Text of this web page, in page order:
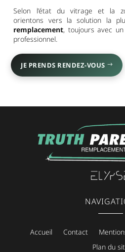
Selon l’état du vitrage et la
orientons vers la solution la
remplacement, toujours avec
professionnel.
JE PRENDS RENDEZ-VOUS
Accueil Contact
Plan du